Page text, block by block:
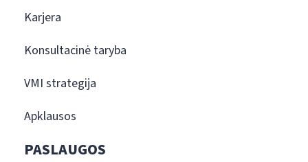
Karjera
Konsultacinė taryba
VMI strategija
Apklausos
PASLAUGOS